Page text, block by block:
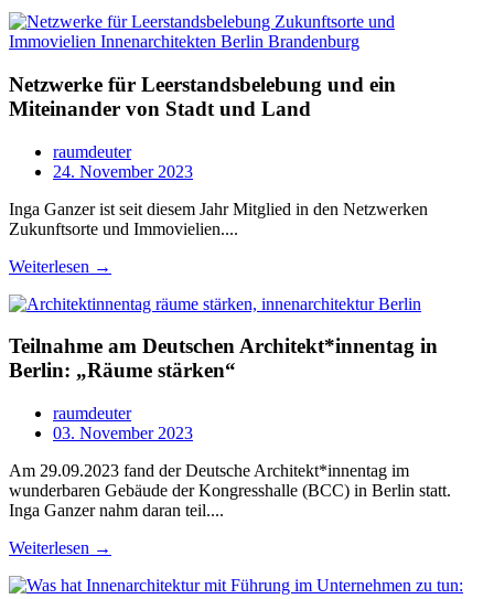
Netzwerke für Leerstandsbelebung und ein
Miteinander von Stadt und Land
raumdeuter
24. November 2023
Inga Ganzer ist seit diesem Jahr Mitglied in den Netzwerken
Zukunftsorte und Immovielien....
Weiterlesen →
Teilnahme am Deutschen Architekt*innentag in
Berlin: „Räume stärken“
raumdeuter
03. November 2023
Am 29.09.2023 fand der Deutsche Architekt*innentag im
wunderbaren Gebäude der Kongresshalle (BCC) in Berlin statt.
Inga Ganzer nahm daran teil....
Weiterlesen →